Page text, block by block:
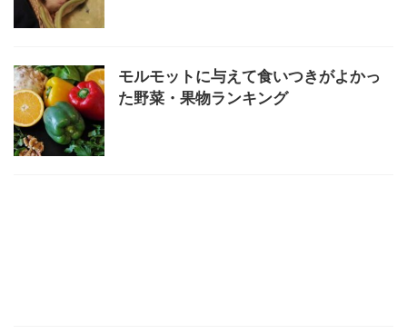
モルモットに与えて食いつきがよかっ
た野菜・果物ランキング